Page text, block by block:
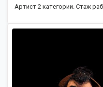
Артист 2 категории. Стаж